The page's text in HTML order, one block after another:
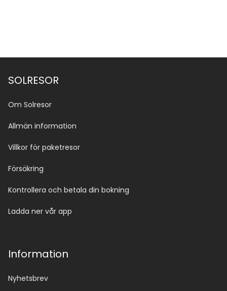
SOLRESOR
Om Solresor
Allmän information
Villkor för paketresor
Försäkring
Kontrollera och betala din bokning
Ladda ner vår app
Information
Nyhetsbrev